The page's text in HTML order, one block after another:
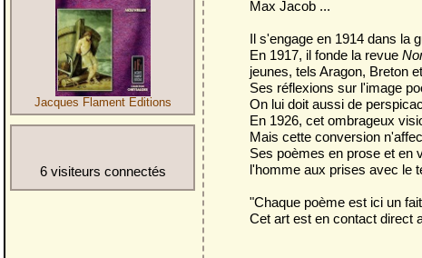
Jacques Flament Editions
6 visiteurs connectés
Max Jacob ...
Il s'engage en 1914 dans la
En 1917, il fonde la revue
jeunes, tels Aragon, Breton
Ses réflexions sur l'image
On lui doit aussi de
En 1926, cet ombrageux
Mais cette conversion
Ses poèmes en prose et en
l'homme aux prises avec le
"Chaque poème est ici un
Cet art est en contact direct